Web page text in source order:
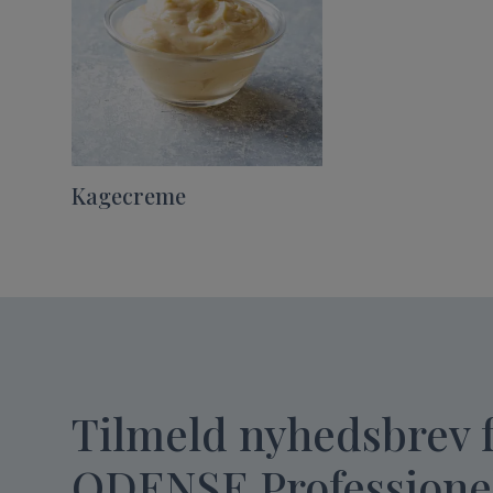
Kagecreme
Tilmeld nyhedsbrev